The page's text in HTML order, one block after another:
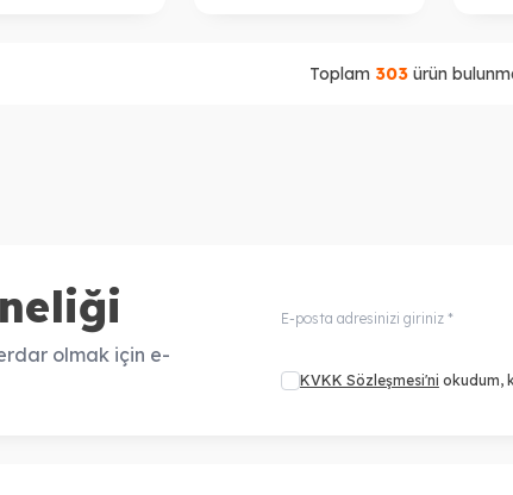
Toplam 303 ürün
olmak için e-
KVKK Sözleşmesi'ni okudum,